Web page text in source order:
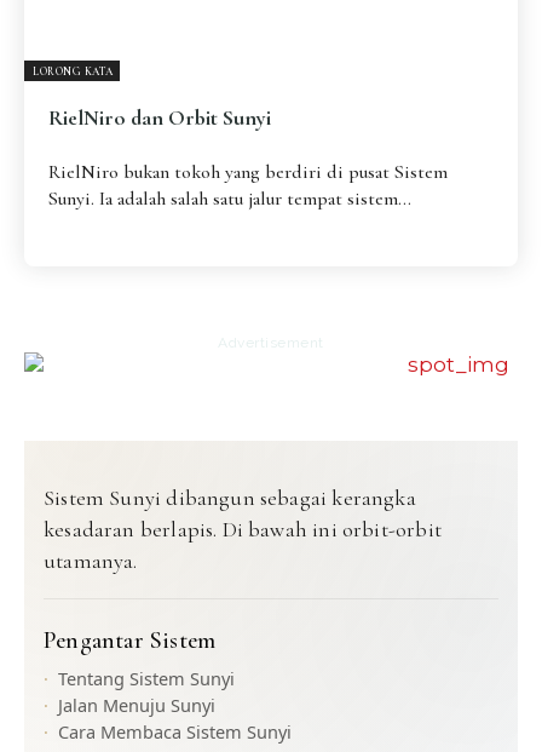
LORONG KATA
RielNiro dan Orbit Sunyi
RielNiro bukan tokoh yang berdiri di pusat Sistem
Sunyi. Ia adalah salah satu jalur tempat sistem...
Advertisement
Sistem Sunyi dibangun sebagai kerangka
kesadaran berlapis. Di bawah ini orbit-orbit
utamanya.
Pengantar Sistem
Tentang Sistem Sunyi
Jalan Menuju Sunyi
Cara Membaca Sistem Sunyi